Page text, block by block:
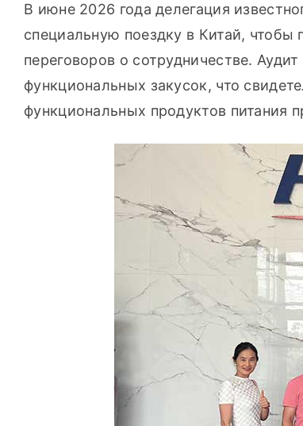
В июне 2026 года делегация
специальную поездку в Китай, чтобы
переговоров о сотрудничестве.
функциональных закусок, что
функциональных продуктов питания